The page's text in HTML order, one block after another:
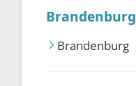
Brandenburg
Brandenburg